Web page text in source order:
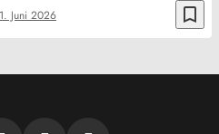
bookmark_border
1. Juni 2026